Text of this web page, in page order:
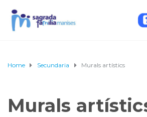
Home Secundaria Murals artístics
Murals